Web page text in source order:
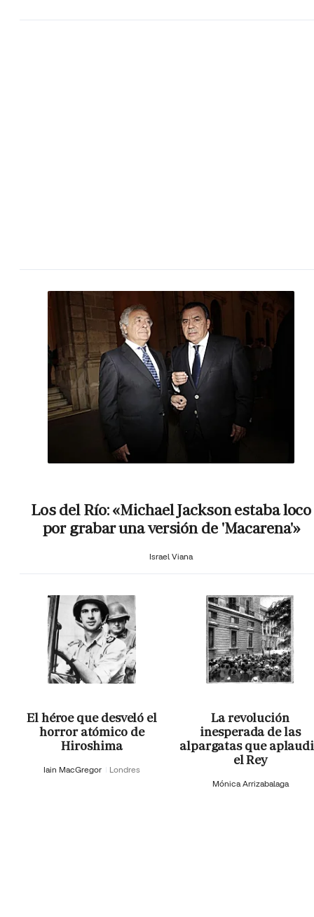
Los del Río: «Michael Jackson estaba loco
por grabar una versión de 'Macarena'»
Israel Viana
El héroe que desveló el
horror atómico de
Hiroshima
Iain MacGregor Londres
La revolución
inesperada de las
alpargatas que
el Rey
Mónica Arrizabalaga